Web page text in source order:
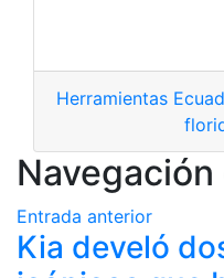
Herramientas
Entrada anterior
Kia develó